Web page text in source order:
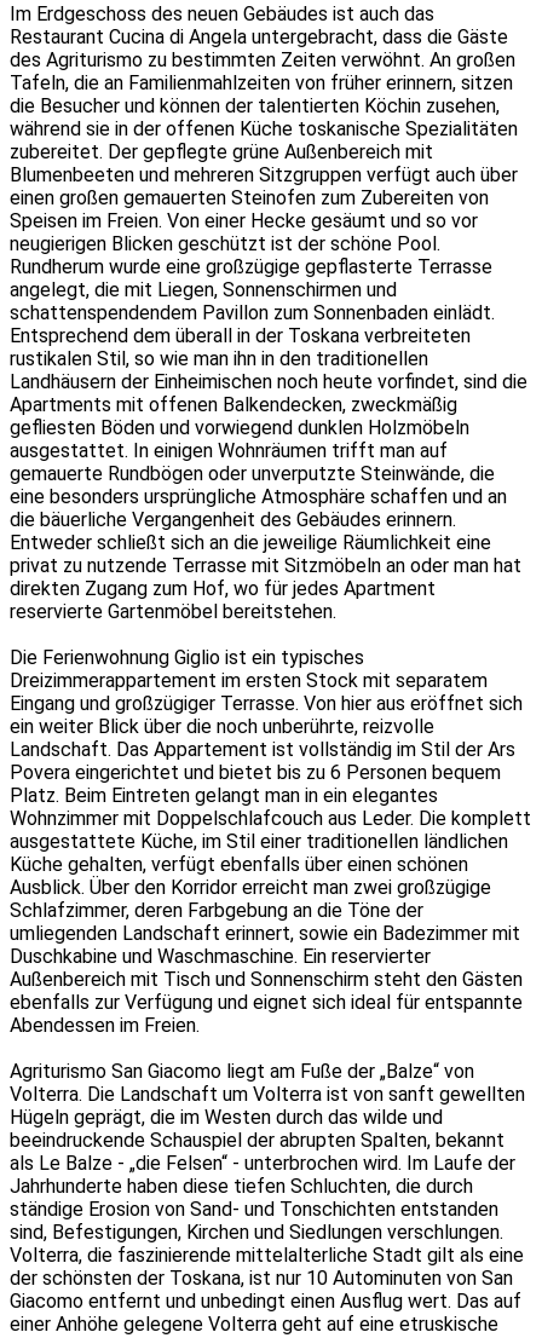
Im Erdgeschoss des neuen Gebäudes ist auch das
Restaurant Cucina di Angela untergebracht, dass die Gäste
des Agriturismo zu bestimmten Zeiten verwöhnt. An großen
Tafeln, die an Familienmahlzeiten von früher erinnern, sitzen
die Besucher und können der talentierten Köchin zusehen,
während sie in der offenen Küche toskanische Spezialitäten
zubereitet. Der gepflegte grüne Außenbereich mit
Blumenbeeten und mehreren Sitzgruppen verfügt auch über
einen großen gemauerten Steinofen zum Zubereiten von
Speisen im Freien. Von einer Hecke gesäumt und so vor
neugierigen Blicken geschützt ist der schöne Pool.
Rundherum wurde eine großzügige gepflasterte Terrasse
angelegt, die mit Liegen, Sonnenschirmen und
schattenspendendem Pavillon zum Sonnenbaden einlädt.
Entsprechend dem überall in der Toskana verbreiteten
rustikalen Stil, so wie man ihn in den traditionellen
Landhäusern der Einheimischen noch heute vorfindet, sind die
Apartments mit offenen Balkendecken, zweckmäßig
gefliesten Böden und vorwiegend dunklen Holzmöbeln
ausgestattet. In einigen Wohnräumen trifft man auf
gemauerte Rundbögen oder unverputzte Steinwände, die
eine besonders ursprüngliche Atmosphäre schaffen und an
die bäuerliche Vergangenheit des Gebäudes erinnern.
Entweder schließt sich an die jeweilige Räumlichkeit eine
privat zu nutzende Terrasse mit Sitzmöbeln an oder man hat
direkten Zugang zum Hof, wo für jedes Apartment
reservierte Gartenmöbel bereitstehen.
Die Ferienwohnung Giglio ist ein typisches
Dreizimmerappartement im ersten Stock mit separatem
Eingang und großzügiger Terrasse. Von hier aus eröffnet sich
ein weiter Blick über die noch unberührte, reizvolle
Landschaft. Das Appartement ist vollständig im Stil der Ars
Povera eingerichtet und bietet bis zu 6 Personen bequem
Platz. Beim Eintreten gelangt man in ein elegantes
Wohnzimmer mit Doppelschlafcouch aus Leder. Die komplett
ausgestattete Küche, im Stil einer traditionellen ländlichen
Küche gehalten, verfügt ebenfalls über einen schönen
Ausblick. Über den Korridor erreicht man zwei großzügige
Schlafzimmer, deren Farbgebung an die Töne der
umliegenden Landschaft erinnert, sowie ein Badezimmer mit
Duschkabine und Waschmaschine. Ein reservierter
Außenbereich mit Tisch und Sonnenschirm steht den Gästen
ebenfalls zur Verfügung und eignet sich ideal für entspannte
Abendessen im Freien.
Agriturismo San Giacomo liegt am Fuße der „Balze“ von
Volterra. Die Landschaft um Volterra ist von sanft gewellten
Hügeln geprägt, die im Westen durch das wilde und
beeindruckende Schauspiel der abrupten Spalten, bekannt
als Le Balze - „die Felsen“ - unterbrochen wird. Im Laufe der
Jahrhunderte haben diese tiefen Schluchten, die durch
ständige Erosion von Sand- und Tonschichten entstanden
sind, Befestigungen, Kirchen und Siedlungen verschlungen.
Volterra, die faszinierende mittelalterliche Stadt gilt als eine
der schönsten der Toskana, ist nur 10 Autominuten von San
Giacomo entfernt und unbedingt einen Ausflug wert. Das auf
einer Anhöhe gelegene Volterra geht auf eine etruskische